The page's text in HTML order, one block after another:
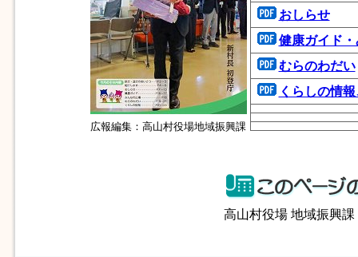
広報編集：高山村役場地域振興課
おしらせ
健康ガイド
むらのわだい
くらしの情
高山村役場 地域振興